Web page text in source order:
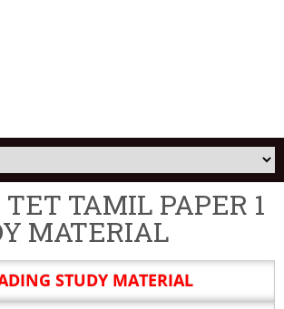
TAMIL PAPER 1
MATERIAL
STUDY MATERIAL